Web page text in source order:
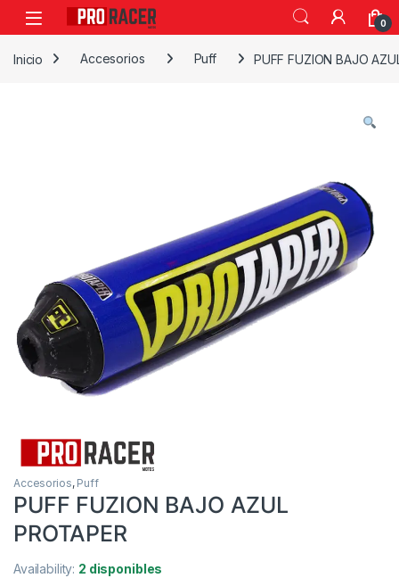
0
Inicio Accesorios Puff PUFF FUZION BAJO
Accesorios, Puff
PUFF FUZION BAJO AZUL
PROTAPER
Availability: 2 disponibles